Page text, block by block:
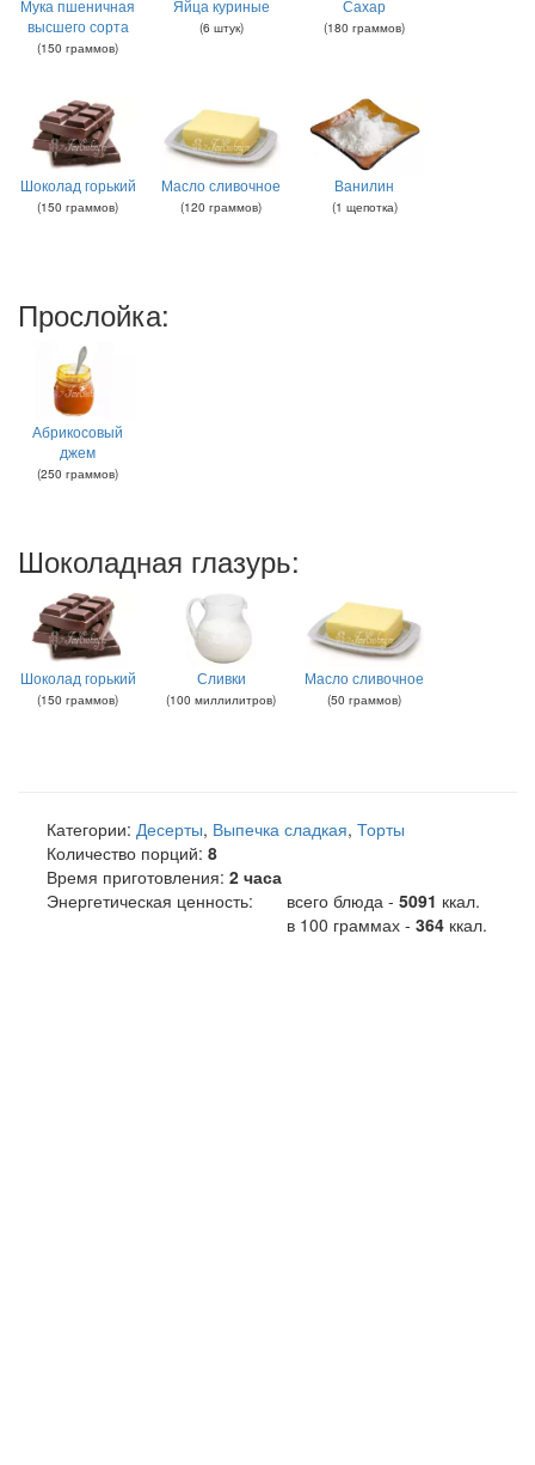
Мука пшеничная
высшего сорта
(150 граммов)
Яйца куриные
(6 штук)
Сахар
(180 граммов)
Шоколад горький
(150 граммов)
Масло сливочное
(120 граммов)
Ванилин
(1 щепотка)
Прослойка:
Абрикосовый
джем
(250 граммов)
Шоколадная глазурь:
Шоколад горький
(150 граммов)
Сливки
(100 миллилитров)
Масло сливочное
(50 граммов)
Категории: Десерты, Выпечка сладкая, Торты
Количество порций: 8
Время приготовления: 2 часа
Энергетическая ценность:
всего блюда - 5091 ккал.
в 100 граммах - 364 ккал.